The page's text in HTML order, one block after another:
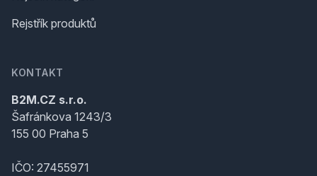
Rejstřík produktů
KONTAKT
B2M.CZ s.r.o.
Šafránkova 1243/3
155 00 Praha 5
IČO: 27455971